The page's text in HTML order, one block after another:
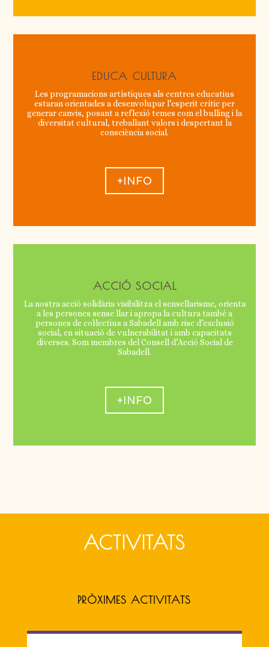
EDUCA CULTURA
Les programacions artístiques als centres educatius
estaran orientades a desenvolupar l’esperit crític per
generar canvis, posant a reflexió temes com el bulling i la
diversitat cultural, treballant valors i despertant la
consciència social.
+INFO
ACCIÓ SOCIAL
La nostra acció solidària visibilitza el sensellarisme, orienta
a les persones sense llar i apropa la cultura també a
persones de col·lectius a Sabadell amb risc d’exclusió
social, en situació de vulnerabilitat i amb capacitats
diverses. Som membres del Consell d’Acció Social de
Sabadell.
+INFO
ACTIVITATS
PRÒXIMES ACTIVITATS